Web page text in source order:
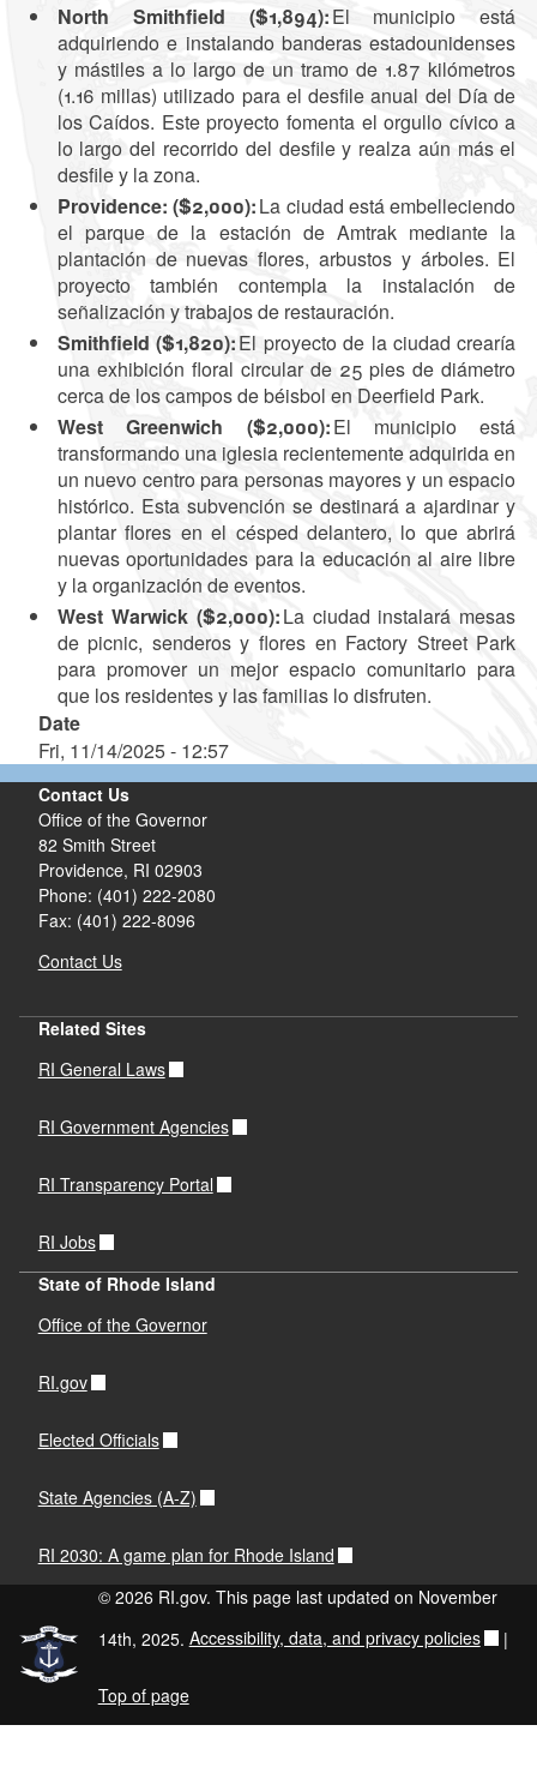
North Smithfield ($1,894):El municipio está
adquiriendo e instalando banderas estadounidenses
y mástiles a lo largo de un tramo de 1.87 kilómetros
(1.16 millas) utilizado para el desfile anual del Día de
los Caídos. Este proyecto fomenta el orgullo cívico a
lo largo del recorrido del desfile y realza aún más el
desfile y la zona.
Providence: ($2,000):La ciudad está embelleciendo
el parque de la estación de Amtrak mediante la
plantación de nuevas flores, arbustos y árboles. El
proyecto también contempla la instalación de
señalización y trabajos de restauración.
Smithfield ($1,820):El proyecto de la ciudad crearía
una exhibición floral circular de 25 pies de diámetro
cerca de los campos de béisbol en Deerfield Park.
West Greenwich ($2,000):El municipio está
transformando una iglesia recientemente adquirida en
un nuevo centro para personas mayores y un espacio
histórico. Esta subvención se destinará a ajardinar y
plantar flores en el césped delantero, lo que abrirá
nuevas oportunidades para la educación al aire libre
y la organización de eventos.
West Warwick ($2,000):La ciudad instalará mesas
de picnic, senderos y flores en Factory Street Park
para promover un mejor espacio comunitario para
que los residentes y las familias lo disfruten.
Date
Fri, 11/14/2025 - 12:57
Contact Us
Office of the Governor
82 Smith Street
Providence, RI 02903
Phone: (401) 222-2080
Fax: (401) 222-8096
Contact Us
Related Sites
RI General Laws
RI Government Agencies
RI Transparency Portal
RI Jobs
State of Rhode Island
Office of the Governor
RI.gov
Elected Officials
State Agencies (A-Z)
RI 2030: A game plan for Rhode Island
© 2026 RI.gov. This page last updated on November
14th, 2025. Accessibility, data, and privacy policies |
Top of page